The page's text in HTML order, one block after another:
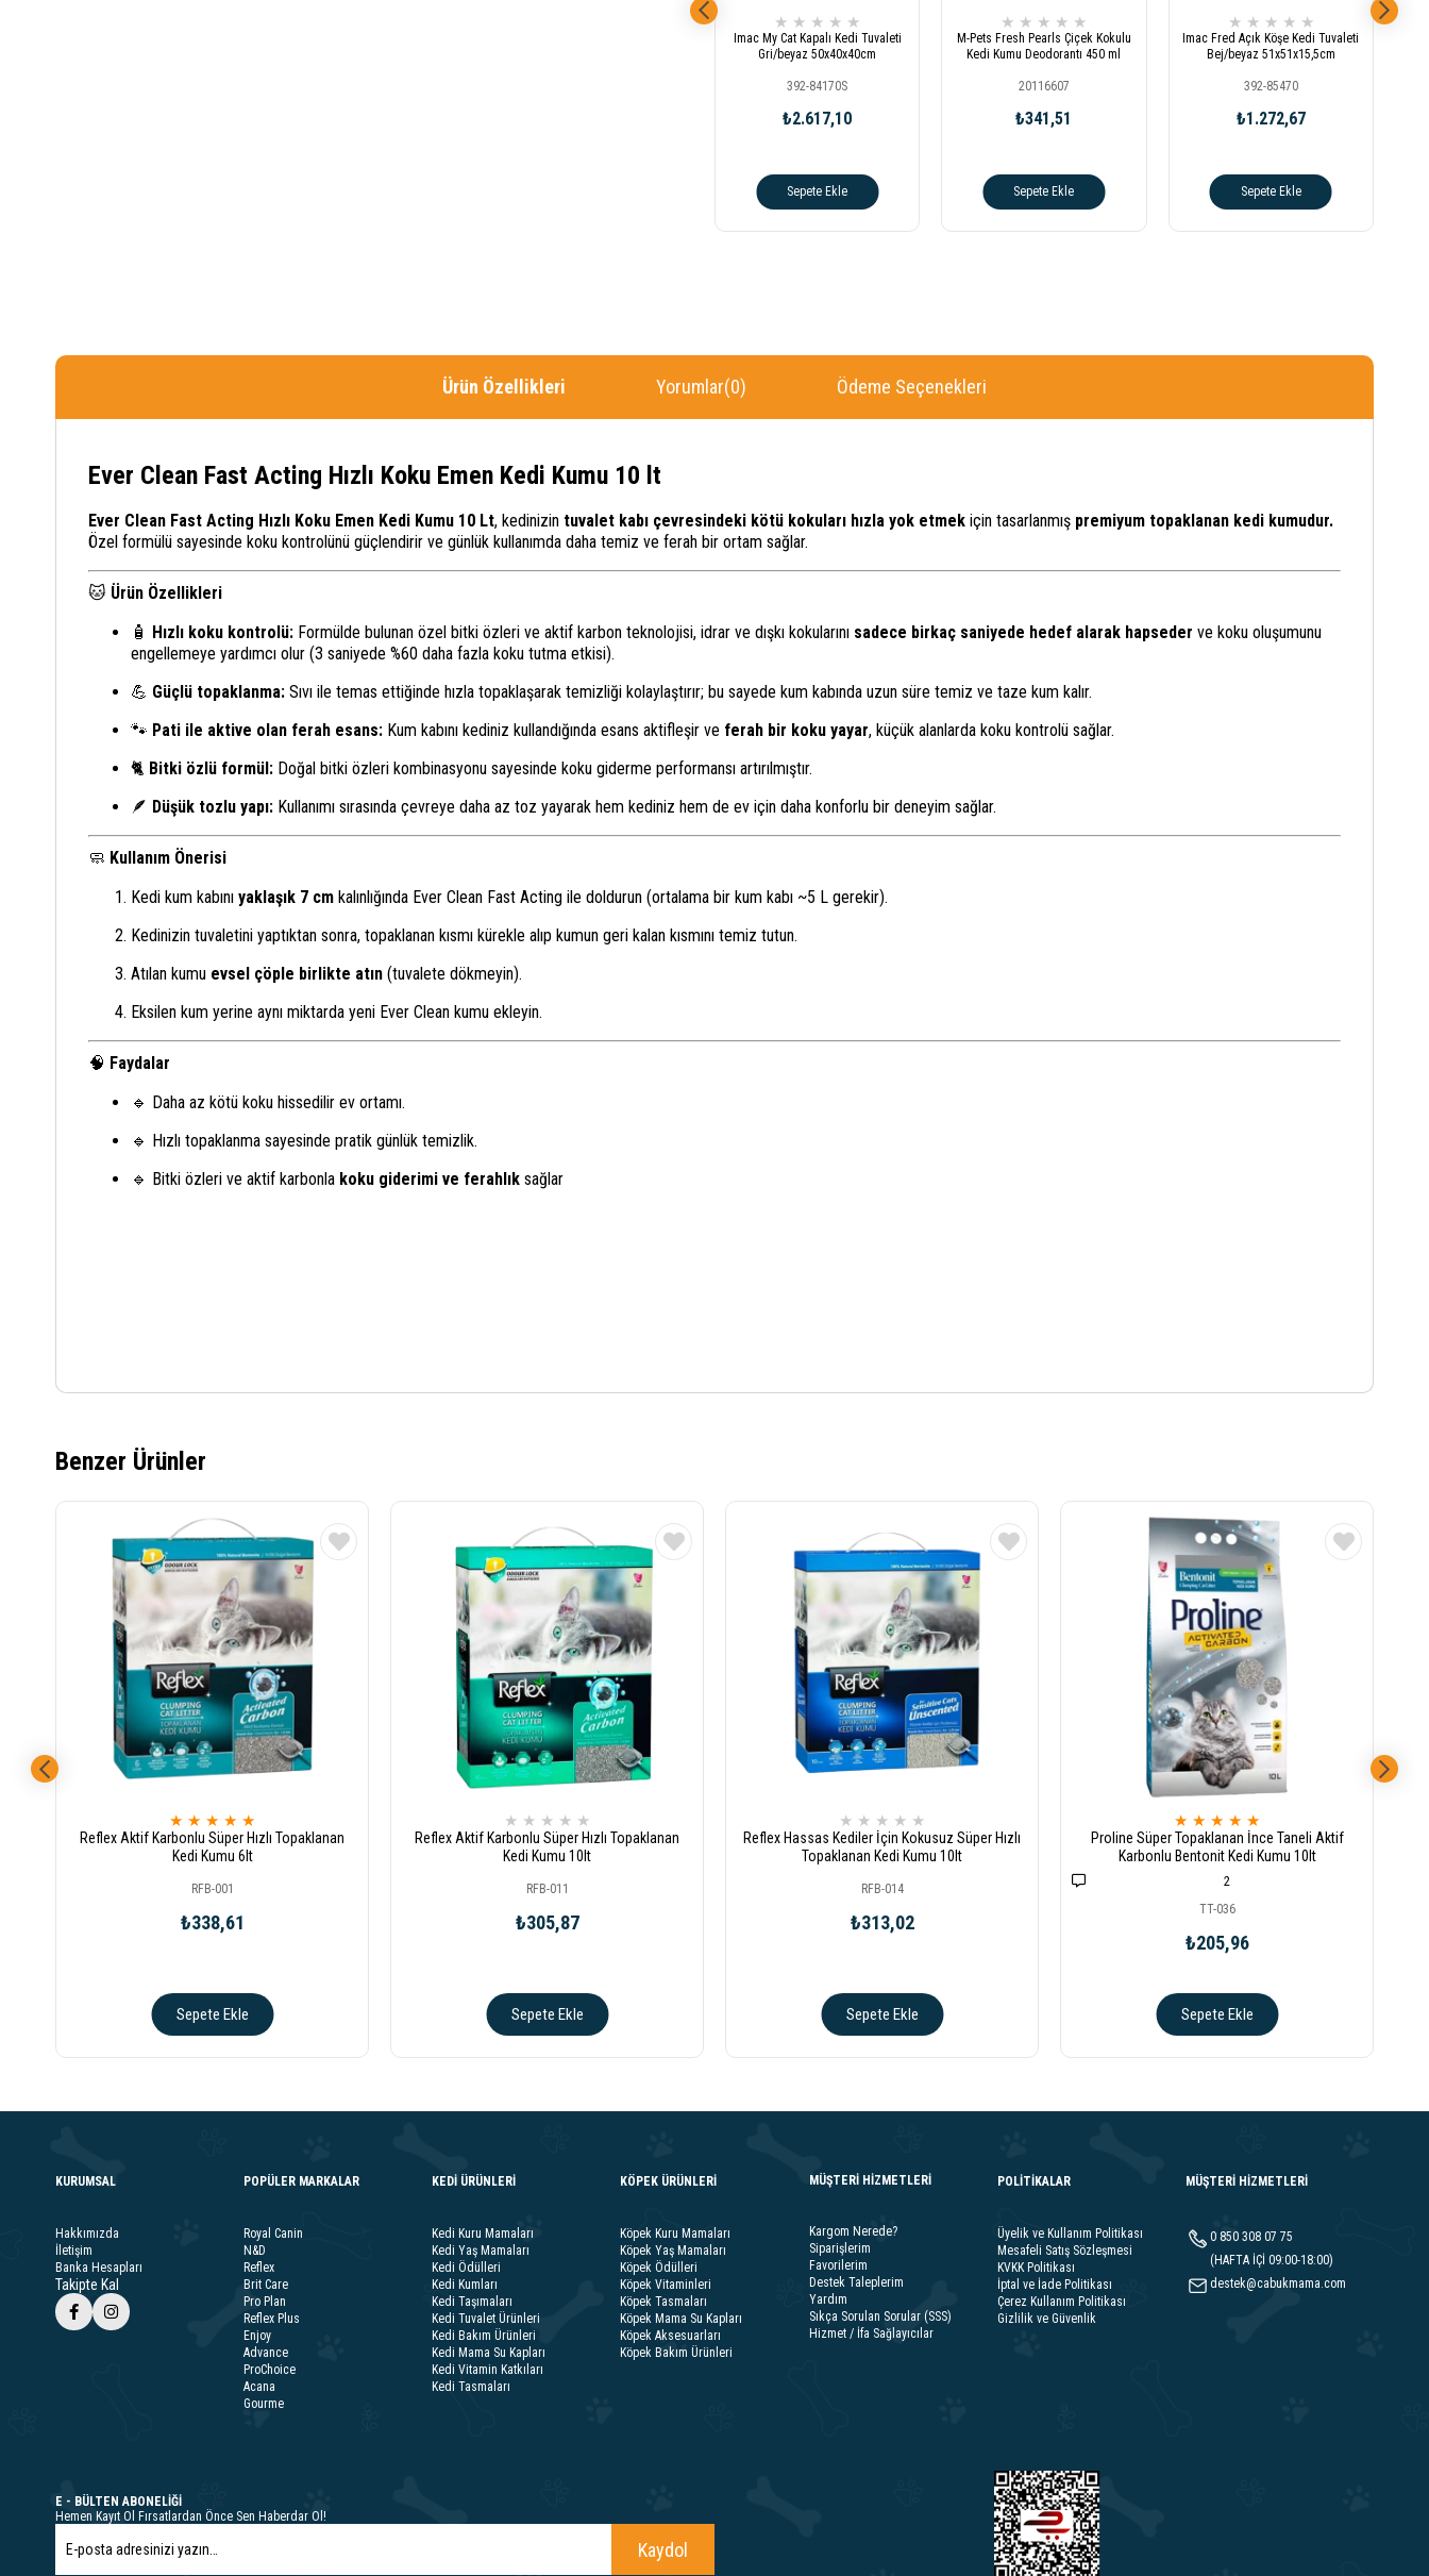
★ ★ ★ ★ ★
Imac My Cat Kapalı Kedi Tuvaleti
Gri/beyaz 50x40x40cm
392-84170S
₺2.617,10
Sepete Ekle
★ ★ ★ ★ ★
M-Pets Fresh Pearls Çiçek Kokulu
Kedi Kumu Deodorantı 450 ml
20116607
₺341,51
Sepete Ekle
★ ★ ★ ★ ★
Imac Fred Açık Köşe Kedi Tuvaleti
Bej/beyaz 51x51x15,5cm
392-85470
₺1.272,67
Sepete Ekle
Ürün Özellikleri Yorumlar(0) Ödeme Seçenekleri
Ever Clean Fast Acting Hızlı Koku Emen Kedi Kumu 10 lt
Ever Clean Fast Acting Hızlı Koku Emen Kedi Kumu 10 Lt, kedinizin tuvalet kabı çevresindeki kötü kokuları hızla yok etmek için tasarlanmış premiyum topaklanan kedi kumudur.
Özel formülü sayesinde koku kontrolünü güçlendirir ve günlük kullanımda daha temiz ve ferah bir ortam sağlar.
🐱 Ürün Özellikleri
🧴 Hızlı koku kontrolü: Formülde bulunan özel bitki özleri ve aktif karbon teknolojisi, idrar ve dışkı kokularını sadece birkaç saniyede hedef alarak hapseder ve koku oluşumunu
engellemeye yardımcı olur (3 saniyede %60 daha fazla koku tutma etkisi).
💪 Güçlü topaklanma: Sıvı ile temas ettiğinde hızla topaklaşarak temizliği kolaylaştırır; bu sayede kum kabında uzun süre temiz ve taze kum kalır.
🐾 Pati ile aktive olan ferah esans: Kum kabını kediniz kullandığında esans aktifleşir ve ferah bir koku yayar, küçük alanlarda koku kontrolü sağlar.
🐈 Bitki özlü formül: Doğal bitki özleri kombinasyonu sayesinde koku giderme performansı artırılmıştır.
🪶 Düşük tozlu yapı: Kullanımı sırasında çevreye daha az toz yayarak hem kediniz hem de ev için daha konforlu bir deneyim sağlar.
🧼 Kullanım Önerisi
Kedi kum kabını yaklaşık 7 cm kalınlığında Ever Clean Fast Acting ile doldurun (ortalama bir kum kabı ~5 L gerekir).
Kedinizin tuvaletini yaptıktan sonra, topaklanan kısmı kürekle alıp kumun geri kalan kısmını temiz tutun.
Atılan kumu evsel çöple birlikte atın (tuvalete dökmeyin).
Eksilen kum yerine aynı miktarda yeni Ever Clean kumu ekleyin.
🧠 Faydalar
🔹 Daha az kötü koku hissedilir ev ortamı.
🔹 Hızlı topaklanma sayesinde pratik günlük temizlik.
🔹 Bitki özleri ve aktif karbonla koku giderimi ve ferahlık sağlar
Benzer Ürünler
★ ★ ★ ★ ★
Reflex Aktif Karbonlu Süper Hızlı Topaklanan
Kedi Kumu 6lt
RFB-001
₺338,61
Sepete Ekle
★ ★ ★ ★ ★
Reflex Aktif Karbonlu Süper Hızlı Topaklanan
Kedi Kumu 10lt
RFB-011
₺305,87
Sepete Ekle
★ ★ ★ ★ ★
Reflex Hassas Kediler İçin Kokusuz Süper Hızlı
Topaklanan Kedi Kumu 10lt
RFB-014
₺313,02
Sepete Ekle
★ ★ ★ ★ ★
Proline Süper Topaklanan İnce Taneli Aktif
Karbonlu Bentonit Kedi Kumu 10lt
2
TT-036
₺205,96
Sepete Ekle
KURUMSAL
Hakkımızda
İletişim
Banka Hesapları
Takipte Kal
POPÜLER MARKALAR
Royal Canin
N&D
Reflex
Brit Care
Pro Plan
Reflex Plus
Enjoy
Advance
ProChoice
Acana
Gourme
KEDİ ÜRÜNLERİ
Kedi Kuru Mamaları
Kedi Yaş Mamaları
Kedi Ödülleri
Kedi Kumları
Kedi Taşımaları
Kedi Tuvalet Ürünleri
Kedi Bakım Ürünleri
Kedi Mama Su Kapları
Kedi Vitamin Katkıları
Kedi Tasmaları
KÖPEK ÜRÜNLERİ
Köpek Kuru Mamaları
Köpek Yaş Mamaları
Köpek Ödülleri
Köpek Vitaminleri
Köpek Tasmaları
Köpek Mama Su Kapları
Köpek Aksesuarları
Köpek Bakım Ürünleri
MÜŞTERİ HİZMETLERİ
Kargom Nerede?
Siparişlerim
Favorilerim
Destek Taleplerim
Yardım
Sıkça Sorulan Sorular (SSS)
Hizmet / İfa Sağlayıcılar
POLİTİKALAR
Üyelik ve Kullanım Politikası
Mesafeli Satış Sözleşmesi
KVKK Politikası
İptal ve İade Politikası
Çerez Kullanım Politikası
Gizlilik ve Güvenlik
MÜŞTERİ HİZMETLERİ
0 850 308 07 75
(HAFTA İÇİ 09:00-18:00)
destek@cabukmama.com
E - BÜLTEN ABONELİĞİ
Hemen Kayıt Ol Fırsatlardan Önce Sen Haberdar Ol!
Kaydol